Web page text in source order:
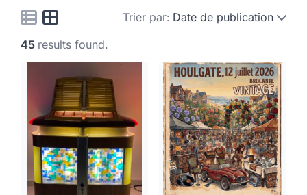
Trier par: Date de publication
45 results found.